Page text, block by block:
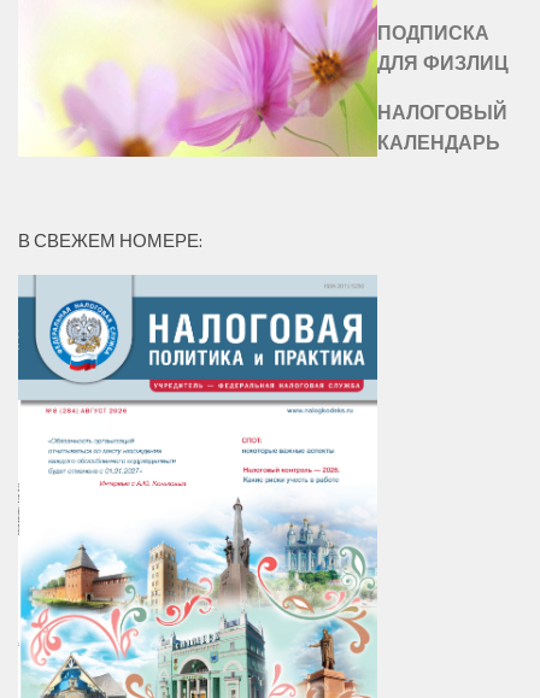
ПОДПИСКА
ДЛЯ ФИЗЛИЦ
НАЛОГОВЫЙ
КАЛЕНДАРЬ
В СВЕЖЕМ НОМЕРЕ: